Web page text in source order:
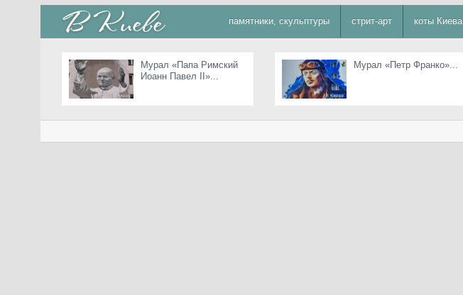
памятники, скульптуры стрит-арт коты Киева
Мурал «Папа Римский
Иоанн Павел II»...
Мурал «Петр Франко»...